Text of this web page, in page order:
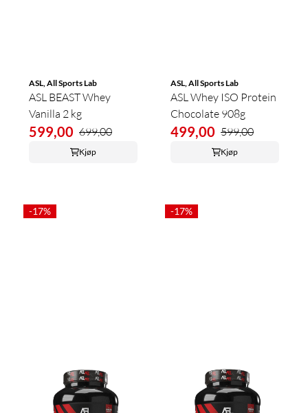
ASL, All Sports Lab
ASL BEAST Whey
Vanilla 2 kg
599,00 699,00
Kjøp
ASL, All Sports Lab
ASL Whey ISO Protein
Chocolate 908g
499,00 599,00
Kjøp
-17% -17%